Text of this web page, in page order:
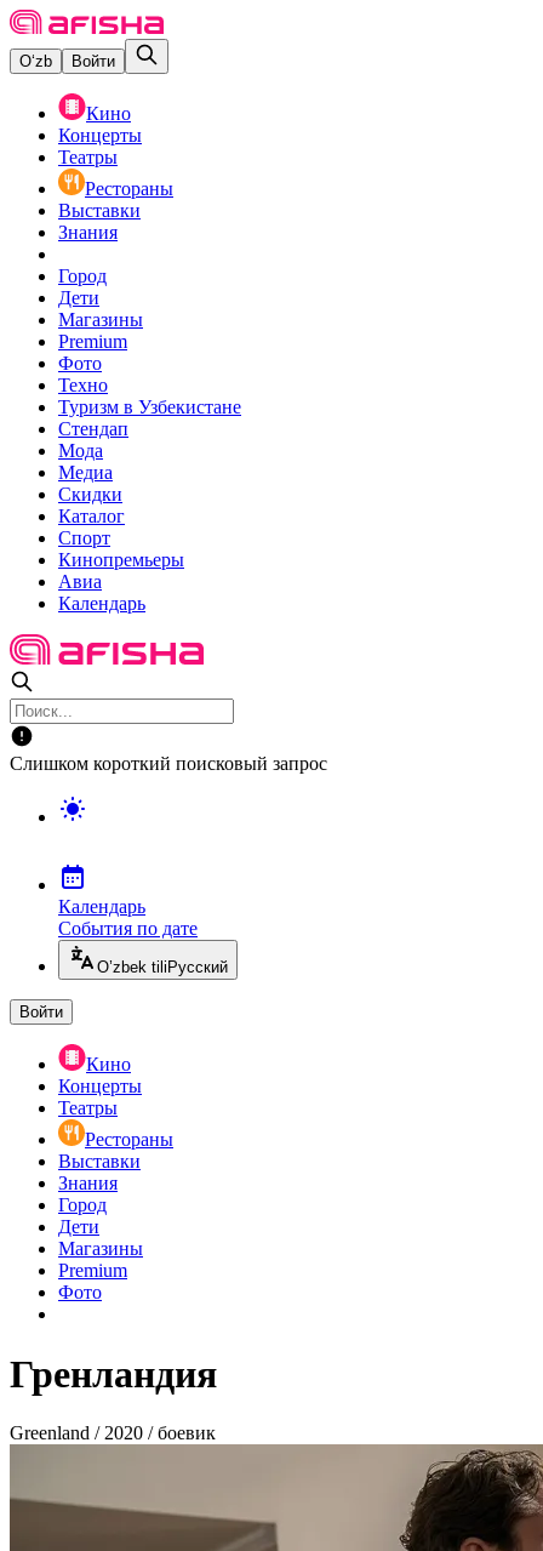
O‘zb Войти
Кино
Концерты
Театры
Рестораны
Выставки
Знания
Город
Дети
Магазины
Premium
Фото
Техно
Туризм в Узбекистане
Стендап
Мода
Медиа
Скидки
Каталог
Спорт
Кинопремьеры
Авиа
Календарь
Слишком короткий поисковый запрос
Календарь
События по дате
O’zbek tili Русский
Войти
Кино
Концерты
Театры
Рестораны
Выставки
Знания
Город
Дети
Магазины
Premium
Фото
Гренландия
Greenland / 2020 / боевик